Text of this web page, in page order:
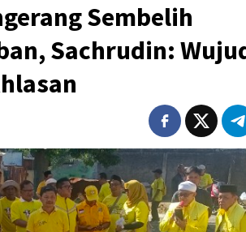
Sembelih
Sachrudin: